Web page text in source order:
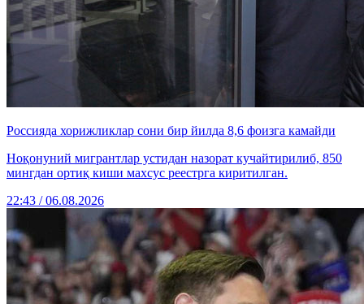
Россияда хорижликлар сони бир йилда 8,6 фоизга камайди
Ноқонуний мигрантлар устидан назорат кучайтирилиб, 850
мингдан ортиқ киши махсус реестрга киритилган.
22:43 / 06.08.2026